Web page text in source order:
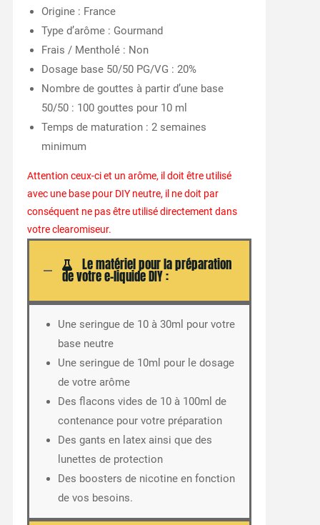
Origine : France
Type d’arôme : Gourmand
Frais / Mentholé : Non
Dosage base 50/50 PG/VG : 20%
Nombre de gouttes à partir d’une base
50/50 : 100 gouttes pour 10 ml
Temps de maturation : 2 semaines
minimum
Attention ceux-ci et un arôme, il doit être utilisé
avec une base pour DIY neutre, il ne doit par
conséquent ne pas être utilisé directement dans
votre clearomiseur.
Le matériel pour la préparation
de votre e-liquide DIY :
Une seringue de 10 à 30ml pour votre
base neutre
Une seringue de 10ml pour le dosage
de votre arôme
Des flacons vides de 10 à 100ml de
contenance pour votre préparation
Des gants en latex ainsi que des
lunettes de protection
Des boosters de nicotine en fonction
de vos besoins.